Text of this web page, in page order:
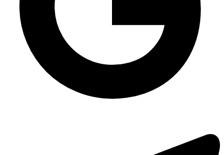
Купить крафт пакет
Чистящее средство для туалета
Одноразовая упаковка универсальная ПС-6 на 400 мл, 700 шт/уп